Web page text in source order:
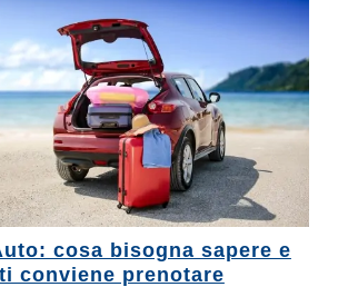
cosa bisogna sapere e
conviene prenotare